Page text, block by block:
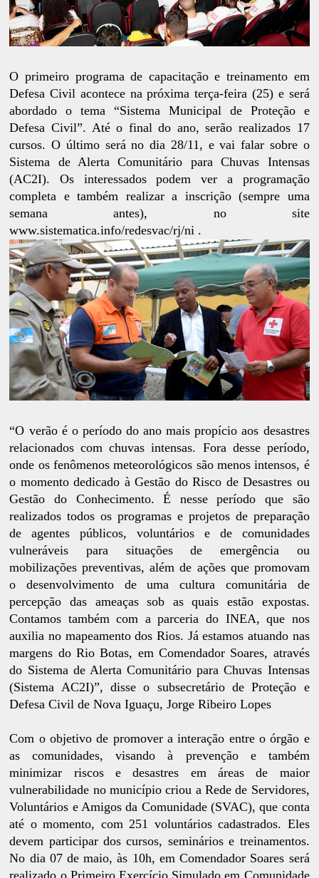
O primeiro programa de capacitação e treinamento em
Defesa Civil acontece na próxima terça-feira (25) e será
abordado o tema “Sistema Municipal de Proteção e
Defesa Civil”. Até o final do ano, serão realizados 17
cursos. O último será no dia 28/11, e vai falar sobre o
Sistema de Alerta Comunitário para Chuvas Intensas
(AC2I). Os interessados podem ver a programação
completa e também realizar a inscrição (sempre uma
semana antes), no site
www.sistematica.info/redesvac/rj/ni .
“O verão é o período do ano mais propício aos desastres
relacionados com chuvas intensas. Fora desse período,
onde os fenômenos meteorológicos são menos intensos, é
o momento dedicado à Gestão do Risco de Desastres ou
Gestão do Conhecimento. É nesse período que são
realizados todos os programas e projetos de preparação
de agentes públicos, voluntários e de comunidades
vulneráveis para situações de emergência ou
mobilizações preventivas, além de ações que promovam
o desenvolvimento de uma cultura comunitária de
percepção das ameaças sob as quais estão expostas.
Contamos também com a parceria do INEA, que nos
auxilia no mapeamento dos Rios. Já estamos atuando nas
margens do Rio Botas, em Comendador Soares, através
do Sistema de Alerta Comunitário para Chuvas Intensas
(Sistema AC2I)”, disse o subsecretário de Proteção e
Defesa Civil de Nova Iguaçu, Jorge Ribeiro Lopes
Com o objetivo de promover a interação entre o órgão e
as comunidades, visando à prevenção e também
minimizar riscos e desastres em áreas de maior
vulnerabilidade no município criou a Rede de Servidores,
Voluntários e Amigos da Comunidade (SVAC), que conta
até o momento, com 251 voluntários cadastrados. Eles
devem participar dos cursos, seminários e treinamentos.
No dia 07 de maio, às 10h, em Comendador Soares será
realizado o Primeiro Exercício Simulado em Comunidade